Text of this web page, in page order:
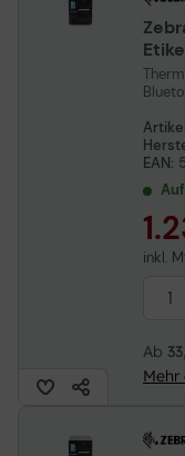
EAN:
inkl.
Ab
Mehr